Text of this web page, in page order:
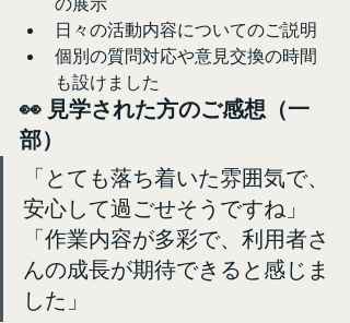
日々の活動内容についてのご説明
個別の質問対応や意見交換の時間
も設けました
👀 見学された方のご感想（一
部）
「とても落ち着いた雰囲気で、
安心して過ごせそうですね」
「作業内容が多彩で、利用者さ
んの成長が期待できると感じま
した」